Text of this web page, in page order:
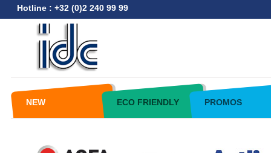
Hotline : +32 (0)2 240 99 99
NEW ECO FRIENDLY PROMOS